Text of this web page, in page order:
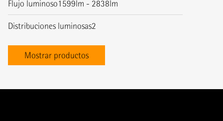
Flujo luminoso1599lm - 2838lm
Distribuciones luminosas2
Mostrar productos